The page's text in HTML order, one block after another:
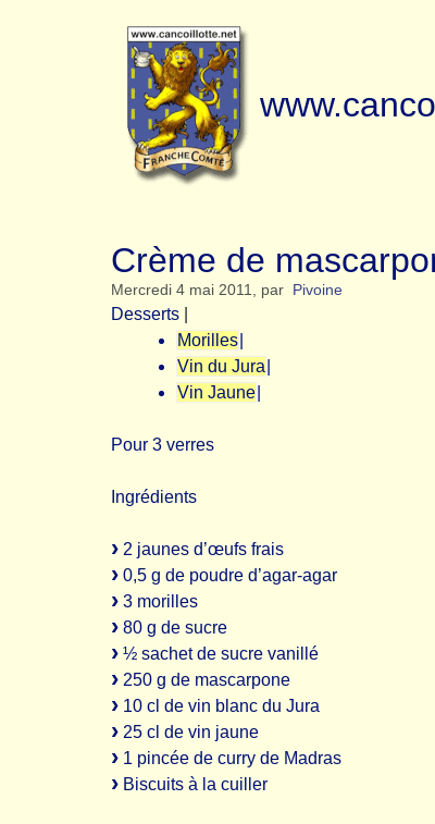
Crème de
Mercredi 4 mai 2011, par Pivoine
Desserts
Morilles
Vin du Jura
Vin Jaune
Pour 3 verres
Ingrédients
2 jaunes d’œufs frais
0,5 g de poudre d’agar-agar
3 morilles
80 g de sucre
½ sachet de sucre vanillé
250 g de mascarpone
10 cl de vin blanc du Jura
25 cl de vin jaune
1 pincée de curry de Madras
Biscuits à la cuiller